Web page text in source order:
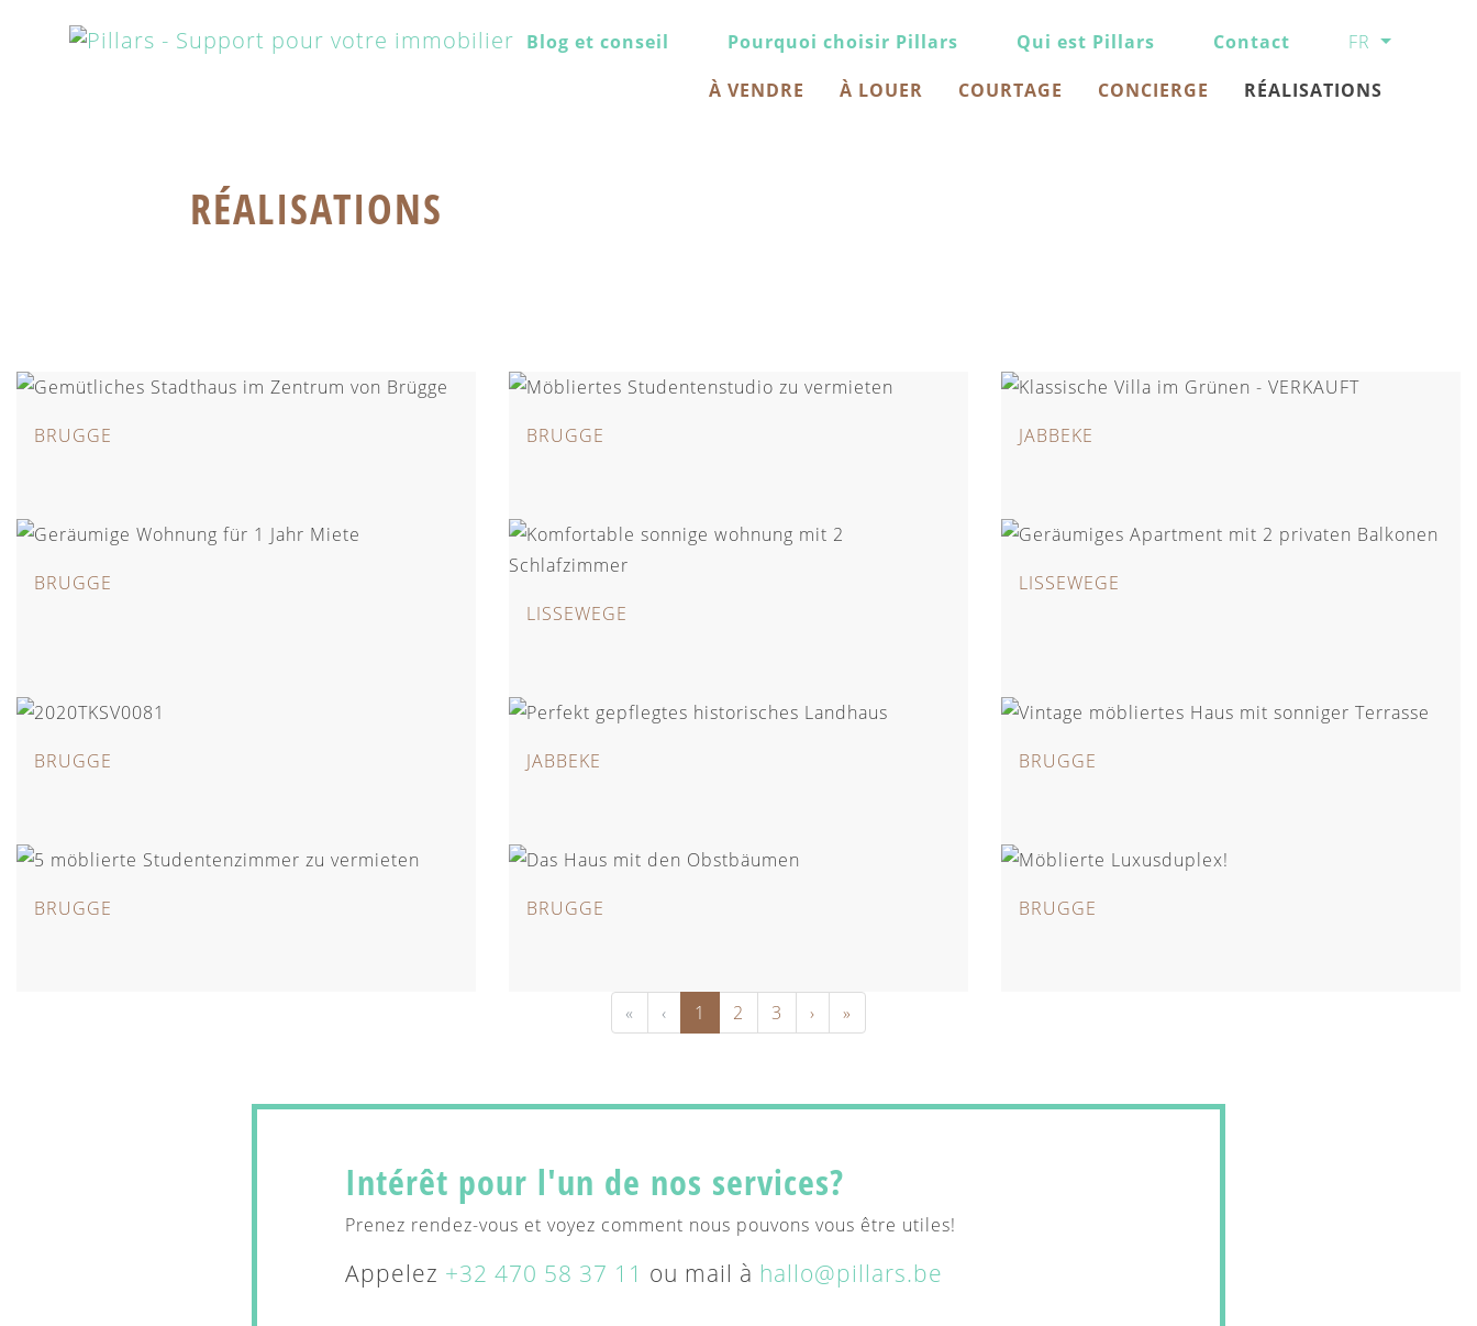
Blog et conseil Pourquoi choisir Pillars Qui est Pillars Contact
FR
À VENDRE
À LOUER COURTAGE CONCIERGE RÉALISATIONS
RÉALISATIONS
BRUGGE BRUGGE JABBEKE
BRUGGE
LISSEWEGE
LISSEWEGE
BRUGGE JABBEKE BRUGGE
BRUGGE BRUGGE BRUGGE
« Premier
‹ Précédent
1 2 3 › Prochaine
»
Intérêt pour l'un de nos services?
Prenez rendez-vous et voyez comment nous pouvons vous être utiles!
Appelez +32 470 58 37 11 ou mail à hallo@pillars.be